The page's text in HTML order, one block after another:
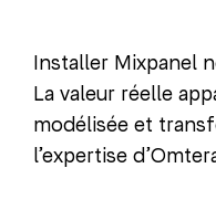
Installer Mixpanel
La valeur réelle
modélisée et
l’expertise